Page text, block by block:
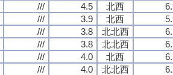
/// 4.5 北西
/// 3.9 北西
/// 3.8 北北西
/// 3.8 北北西
/// 4.0 北西
/// 4.0 北北西